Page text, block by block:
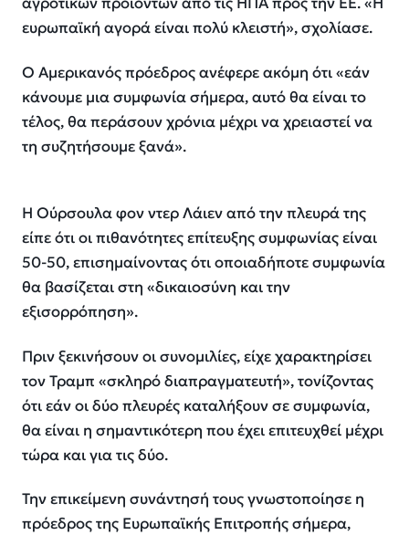
ευρωπαϊκή αγορά είναι πολύ κλειστή», σχολίασε.
Ο Αμερικανός πρόεδρος ανέφερε ακόμη ότι «εάν
κάνουμε μια συμφωνία σήμερα, αυτό θα είναι το
τέλος, θα περάσουν χρόνια μέχρι να χρειαστεί να
τη συζητήσουμε ξανά».
Η Ούρσουλα φον ντερ Λάιεν από την πλευρά της
είπε ότι οι πιθανότητες επίτευξης συμφωνίας είναι
50-50, επισημαίνοντας ότι οποιαδήποτε συμφωνία
θα βασίζεται στη «δικαιοσύνη και την
εξισορρόπηση».
Πριν ξεκινήσουν οι συνομιλίες, είχε χαρακτηρίσει
τον Τραμπ «σκληρό διαπραγματευτή», τονίζοντας
ότι εάν οι δύο πλευρές καταλήξουν σε συμφωνία,
θα είναι η σημαντικότερη που έχει επιτευχθεί μέχρι
τώρα και για τις δύο.
Την επικείμενη συνάντησή τους γνωστοποίησε η
πρόεδρος της Ευρωπαϊκής Επιτροπής σήμερα,